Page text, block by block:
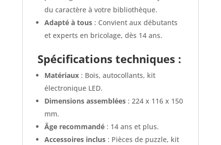
du caractère à votre bibliothèque.
Adapté à tous: Convient aux débutants
et experts en bricolage, dès 14 ans.
Spécifications techniques :
Matériaux: Bois, autocollants, kit
électronique LED.
Dimensions assemblées: 224 x 116 x 150
mm.
Âge recommandé: 14 ans et plus.
Accessoires inclus: Pièces de puzzle, kit